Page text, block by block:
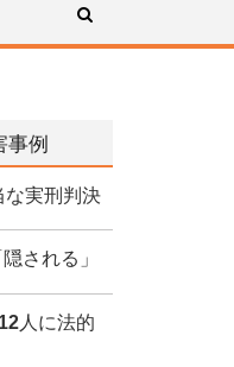
事例
な実刑判決
される」
人に法的